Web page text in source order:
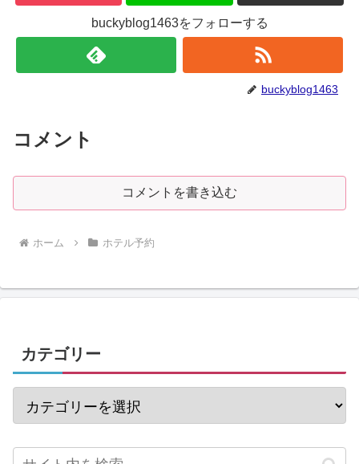
buckyblog1463をフォローする
buckyblog1463
コメント
コメントを書き込む
ホーム ホテル予約
カテゴリー